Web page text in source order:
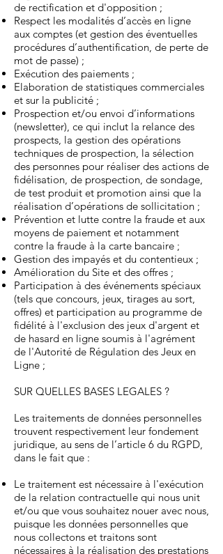
de rectification et d'opposition ;
Respect les modalités d’accès en ligne
aux comptes (et gestion des éventuelles
procédures d’authentification, de perte de
mot de passe) ;
Exécution des paiements ;
Elaboration de statistiques commerciales
et sur la publicité ;
Prospection et/ou envoi d’informations
(newsletter), ce qui inclut la relance des
prospects, la gestion des opérations
techniques de prospection, la sélection
des personnes pour réaliser des actions de
fidélisation, de prospection, de sondage,
de test produit et promotion ainsi que la
réalisation d’opérations de sollicitation ;
Prévention et lutte contre la fraude et aux
moyens de paiement et notamment
contre la fraude à la carte bancaire ;
Gestion des impayés et du contentieux ;
Amélioration du Site et des offres ;
Participation à des événements spéciaux
(tels que concours, jeux, tirages au sort,
offres) et participation au programme de
fidélité à l'exclusion des jeux d'argent et
de hasard en ligne soumis à l'agrément
de l'Autorité de Régulation des Jeux en
Ligne ;
SUR QUELLES BASES LEGALES ?
Les traitements de données personnelles
trouvent respectivement leur fondement
juridique, au sens de l’article 6 du RGPD,
dans le fait que :
Le traitement est nécessaire à l'exécution
de la relation contractuelle qui nous unit
et/ou que vous souhaitez nouer avec nous,
puisque les données personnelles que
nous collectons et traitons sont
nécessaires à la réalisation des prestations